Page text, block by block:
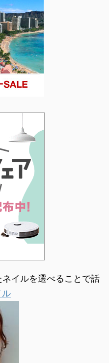
イルを選べることで話
ル